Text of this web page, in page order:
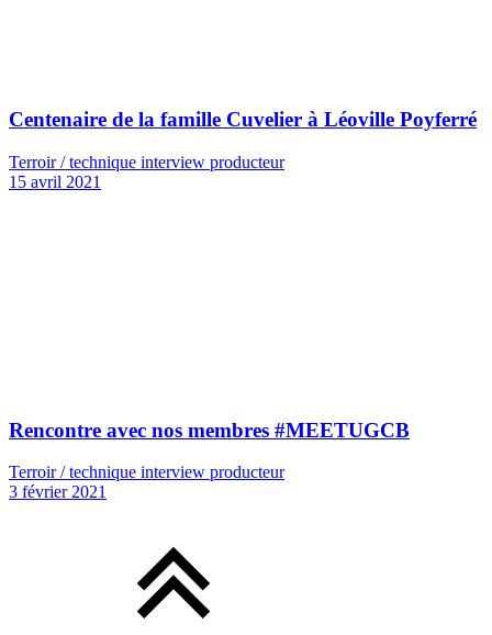
Centenaire de la famille Cuvelier à Léoville Poyferré
Terroir / technique interview producteur
15 avril 2021
Rencontre avec nos membres #MEETUGCB
Terroir / technique interview producteur
3 février 2021